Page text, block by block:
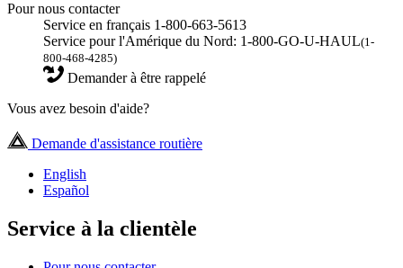
Pour nous contacter
Service en français 1-800-663-5613
Service pour l'Amérique du Nord: 1-800-GO-U-HAUL(1-
800-468-4285)
Demander à être rappelé
Vous avez besoin d'aide?
Demande d'assistance routière
English
Español
Service à la clientèle